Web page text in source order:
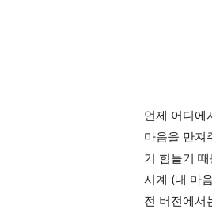
언제 어디에
마음을 만져
기 힘들기
시계 (내 마
전 버전에서